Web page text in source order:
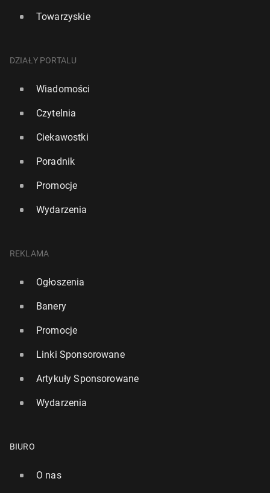
Towarzyskie
DZIAŁY PORTALU
Wiadomości
Czytelnia
Ciekawostki
Poradnik
Promocje
Wydarzenia
REKLAMA
Ogłoszenia
Banery
Promocje
Linki Sponsorowane
Artykuły Sponsorowane
Wydarzenia
BIURO
O nas